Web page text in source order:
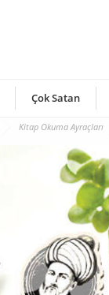
Çok Satan
Kitap Okuma Ayraçları